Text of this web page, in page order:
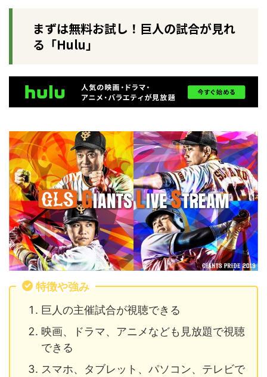
まずは無料お試し！巨人の試合が見れ
る「Hulu」
特徴や強み
巨人の主催試合が視聴できる
映画、ドラマ、アニメなども見放題で視聴
できる
スマホ、タブレット、パソコン、テレビで